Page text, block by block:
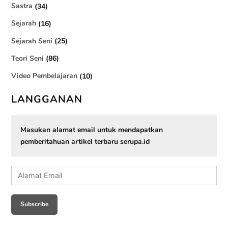
Sastra (34)
Sejarah (16)
Sejarah Seni (25)
Teori Seni (86)
Video Pembelajaran (10)
LANGGANAN
Masukan alamat email untuk mendapatkan
pemberitahuan artikel terbaru serupa.id
Alamat
Email
Subscribe